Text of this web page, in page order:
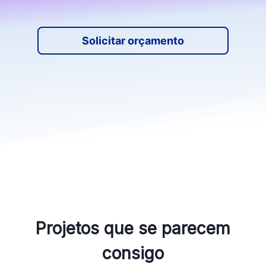
Solicitar orçamento
Projetos que se parecem
consigo